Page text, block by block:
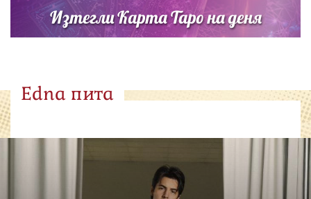
Изтегли Карта Таро на деня
Edna пита